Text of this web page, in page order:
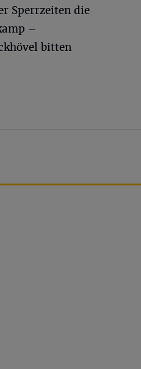
Sperrzeiten die
–
bitten